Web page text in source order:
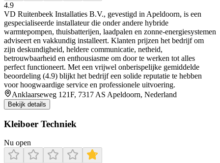
4.9
VD Ruitenbeek Installaties B.V., gevestigd in Apeldoorn, is een
gespecialiseerde installateur die onder andere hybride
warmtepompen, thuisbatterijen, laadpalen en zonne-energiesystemen
adviseert en vakkundig installeert. Klanten prijzen het bedrijf om
zijn deskundigheid, heldere communicatie, netheid,
betrouwbaarheid en enthousiasme om door te werken tot alles
perfect functioneert. Met een vrijwel onberispelijke gemiddelde
beoordeling (4.9) blijkt het bedrijf een solide reputatie te hebben
voor hoogwaardige service en professionele uitvoering.
Anklaarseweg 121F, 7317 AS Apeldoorn, Nederland
Bekijk details
Kleiboer Techniek
Nu open